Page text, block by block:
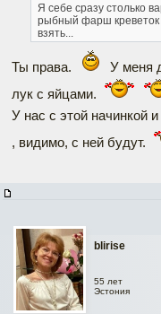
Я себе сразу столько
рыбный фарш
взять...
Ты права.
У меня
лук с яйцами.
У нас с этой начинкой
, видимо, с ней будут.
blirise
55 лет
Эстония